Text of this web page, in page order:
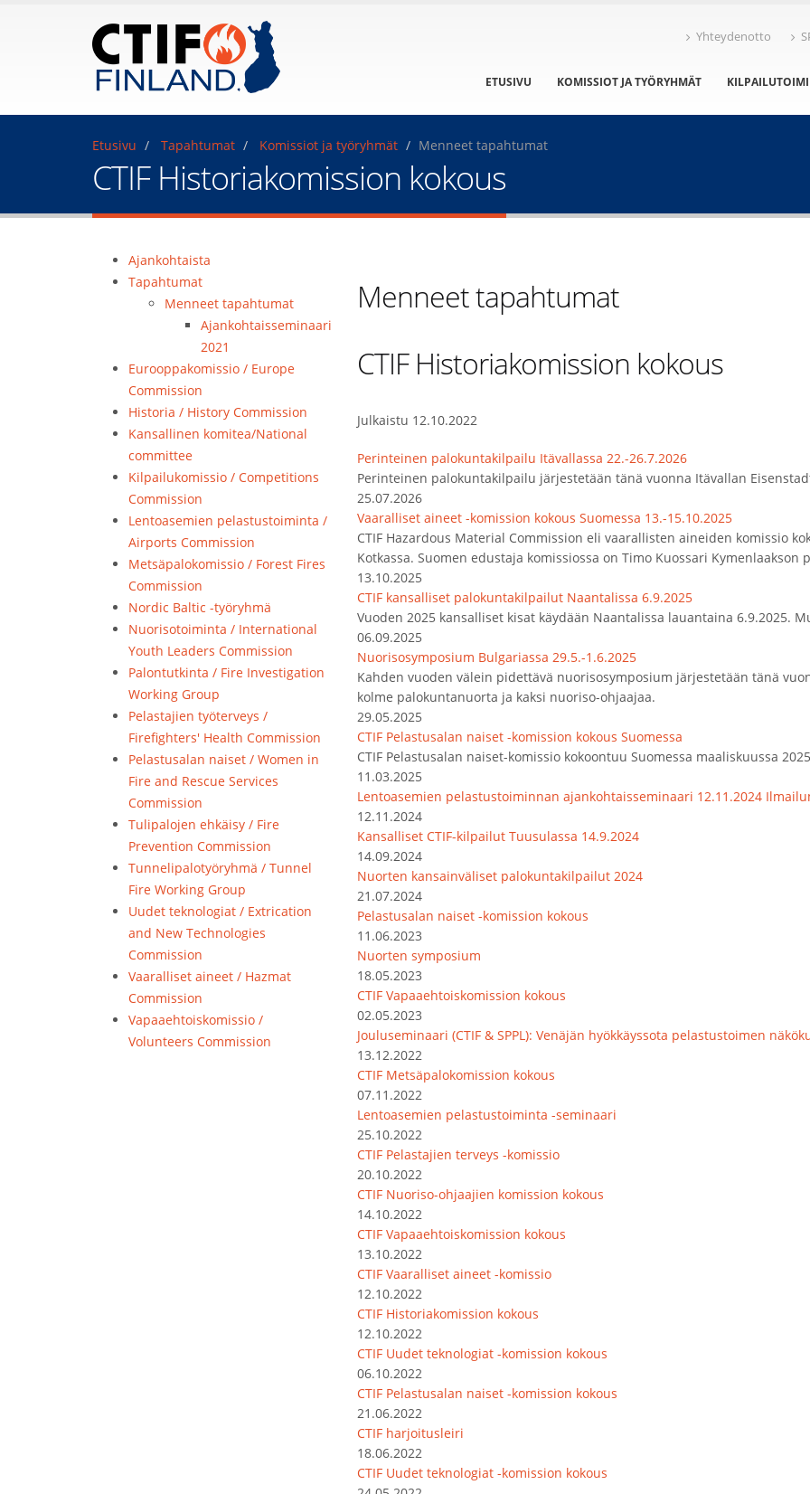
Yhteydenotto
ETUSIVU KOMISSIOT JA TYÖRYHMÄT
Etusivu Tapahtumat Komissiot ja työryhmät Menneet tapahtumat
CTIF Historiakomission kokous
Ajankohtaista
Tapahtumat
Menneet tapahtumat
Ajankohtaisseminaari
2021
Eurooppakomissio / Europe
Commission
Historia / History Commission
Kansallinen komitea/National
committee
Kilpailukomissio / Competitions
Commission
Lentoasemien pelastustoiminta /
Airports Commission
Metsäpalokomissio / Forest Fires
Commission
Nordic Baltic -työryhmä
Nuorisotoiminta / International
Youth Leaders Commission
Palontutkinta / Fire Investigation
Working Group
Pelastajien työterveys /
Firefighters' Health Commission
Pelastusalan naiset / Women in
Fire and Rescue Services
Commission
Tulipalojen ehkäisy / Fire
Prevention Commission
Tunnelipalotyöryhmä / Tunnel
Fire Working Group
Uudet teknologiat / Extrication
and New Technologies
Commission
Vaaralliset aineet / Hazmat
Commission
Vapaaehtoiskomissio /
Volunteers Commission
Menneet tapahtumat
CTIF Historiakomission kokous
Julkaistu 12.10.2022
Perinteinen palokuntakilpailu Itävallassa 22.-26.7.2026
Perinteinen palokuntakilpailu järjestetään tänä vuonna Itävallan
25.07.2026
Vaaralliset aineet -komission kokous Suomessa 13.-15.10.2025
CTIF Hazardous Material Commission eli vaarallisten aineiden komissio
Kotkassa. Suomen edustaja komissiossa on Timo Kuossari Kymenlaakson
13.10.2025
CTIF kansalliset palokuntakilpailut Naantalissa 6.9.2025
Vuoden 2025 kansalliset kisat käydään Naantalissa lauantaina 6.9.2025.
06.09.2025
Nuorisosymposium Bulgariassa 29.5.-1.6.2025
Kahden vuoden välein pidettävä nuorisosymposium järjestetään tänä
kolme palokuntanuorta ja kaksi nuoriso-ohjaajaa.
29.05.2025
CTIF Pelastusalan naiset -komission kokous Suomessa
CTIF Pelastusalan naiset-komissio kokoontuu Suomessa maaliskuussa
11.03.2025
Lentoasemien pelastustoiminnan ajankohtaisseminaari 12.11.2024
12.11.2024
Kansalliset CTIF-kilpailut Tuusulassa 14.9.2024
14.09.2024
Nuorten kansainväliset palokuntakilpailut 2024
21.07.2024
Pelastusalan naiset -komission kokous
11.06.2023
Nuorten symposium
18.05.2023
CTIF Vapaaehtoiskomission kokous
02.05.2023
Jouluseminaari (CTIF & SPPL): Venäjän hyökkäyssota pelastustoimen
13.12.2022
CTIF Metsäpalokomission kokous
07.11.2022
Lentoasemien pelastustoiminta -seminaari
25.10.2022
CTIF Pelastajien terveys -komissio
20.10.2022
CTIF Nuoriso-ohjaajien komission kokous
14.10.2022
CTIF Vapaaehtoiskomission kokous
13.10.2022
CTIF Vaaralliset aineet -komissio
12.10.2022
CTIF Historiakomission kokous
12.10.2022
CTIF Uudet teknologiat -komission kokous
06.10.2022
CTIF Pelastusalan naiset -komission kokous
21.06.2022
CTIF harjoitusleiri
18.06.2022
CTIF Uudet teknologiat -komission kokous